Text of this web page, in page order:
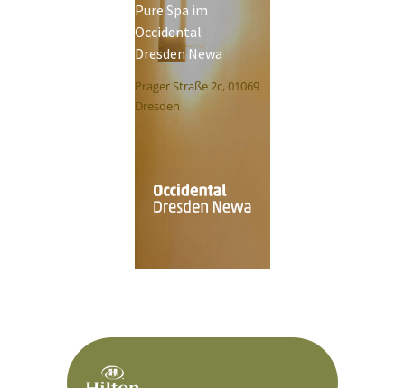
Pure Spa im
Occidental
Dresden Newa
Prager Straße 2c, 01069
Dresden